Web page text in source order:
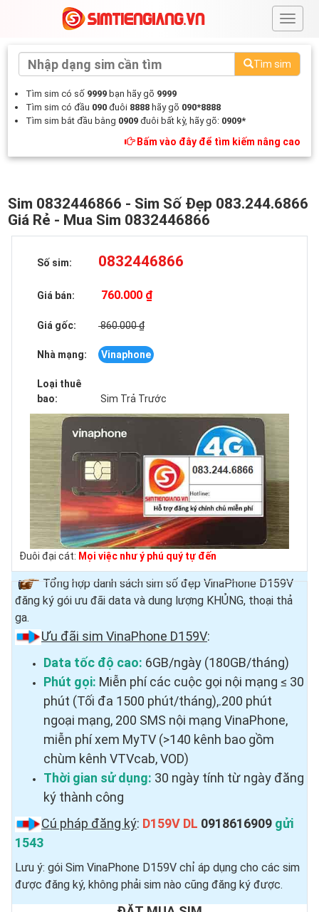
#
Tìm sim
Tìm sim có số 9999 bạn hãy gõ 9999
Tìm sim có đầu 090 đuôi 8888 hãy gõ 090*8888
Tìm sim bắt đầu bằng 0909 đuôi bất kỳ, hãy gõ: 0909*
Bấm vào đây để tìm kiếm nâng cao
Sim 0832446866 - Sim Số Đẹp 083.244.6866
Giá Rẻ - Mua Sim 0832446866
Số sim: 0832446866
Giá bán: 760.000 ₫
Giá gốc: 860.000 ₫
Nhà mạng: Vinaphone
Loại thuê
bao:
Sim Trả Trước
Đuôi đại cát: Mọi việc như ý phú quý tự đến
Tổng hợp danh sách sim số đẹp VinaPhone D159V
đăng ký gói ưu đãi data và dung lượng KHỦNG, thoại thả
ga.
Ưu đãi sim VinaPhone D159V:
Data tốc độ cao: 6GB/ngày (180GB/tháng)
Phút gọi: Miễn phí các cuộc gọi nội mạng ≤ 30
phút (Tối đa 1500 phút/tháng),.200 phút
ngoại mạng, 200 SMS nội mạng VinaPhone,
miễn phí xem MyTV (>140 kênh bao gồm
chùm kênh VTVcab, VOD)
Thời gian sử dụng: 30 ngày tính từ ngày đăng
ký thành công
Cú pháp đăng ký: D159V DL 0918616909 gửi
1543
Lưu ý: gói Sim VinaPhone D159V chỉ áp dụng cho các sim
được đăng ký, không phải sim nào cũng đăng ký được.